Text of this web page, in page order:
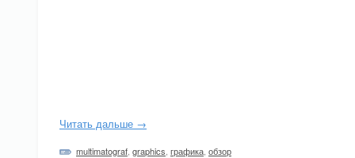
Читать дальше →
multimatograf graphics графика обзор